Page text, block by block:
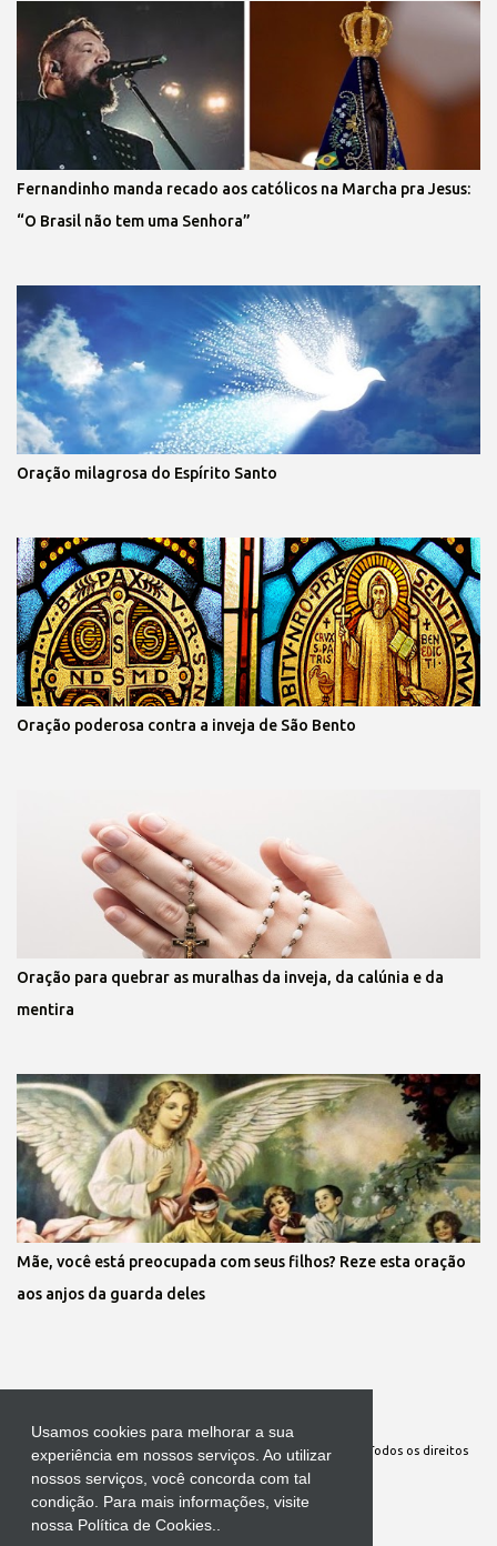
Usamos cookies para melhorar a sua
experiência em nossos serviços. Ao utilizar
nossos serviços, você concorda com tal
condição. Para mais informações, visite
nossa Política de Cookies..
Fernandinho manda recado aos católicos na Marcha pra Jesus:
“O Brasil não tem uma Senhora”
Oração milagrosa do Espírito Santo
Oração poderosa contra a inveja de São Bento
Oração para quebrar as muralhas da inveja, da calúnia e da
mentira
Mãe, você está preocupada com seus filhos? Reze esta oração
aos anjos da guarda deles
Site Oficial da Comunidade Nossa Senhora cuida de mim. Todos os direitos
reservados